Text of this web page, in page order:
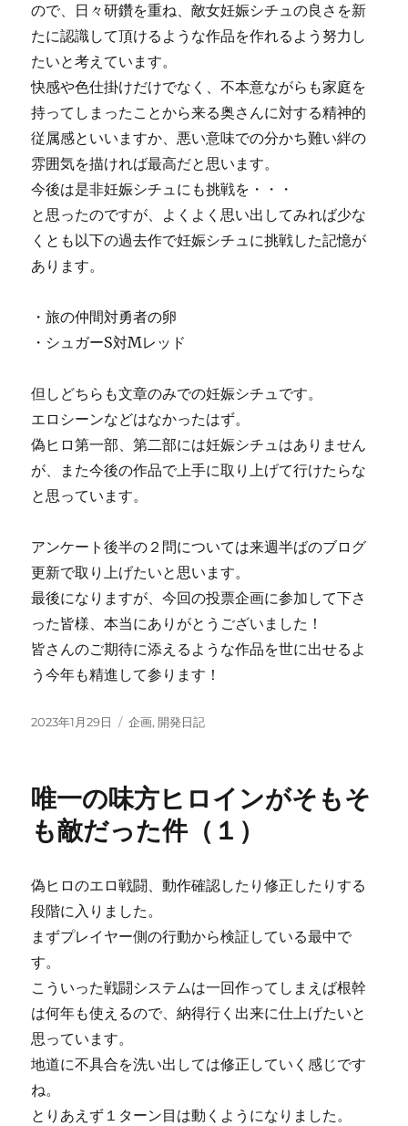
ので、日々研鑽を重ね、敵女妊娠シチュの良さを新
たに認識して頂けるような作品を作れるよう努力し
たいと考えています。
快感や色仕掛けだけでなく、不本意ながらも家庭を
持ってしまったことから来る奥さんに対する精神的
従属感といいますか、悪い意味での分かち難い絆の
雰囲気を描ければ最高だと思います。
今後は是非妊娠シチュにも挑戦を・・・
と思ったのですが、よくよく思い出してみれば少な
くとも以下の過去作で妊娠シチュに挑戦した記憶が
あります。
・旅の仲間対勇者の卵
・シュガーS対Mレッド
但しどちらも文章のみでの妊娠シチュです。
エロシーンなどはなかったはず。
偽ヒロ第一部、第二部には妊娠シチュはありません
が、また今後の作品で上手に取り上げて行けたらな
と思っています。
アンケート後半の２問については来週半ばのブログ
更新で取り上げたいと思います。
最後になりますが、今回の投票企画に参加して下さ
った皆様、本当にありがとうございました！
皆さんのご期待に添えるような作品を世に出せるよ
う今年も精進して参ります！
投
2023年1月29日
カ
ー
企画, 開発日記
唯一の味方ヒロインがそもそ
も敵だった件（１）
偽ヒロのエロ戦闘、動作確認したり修正したりする
段階に入りました。
まずプレイヤー側の行動から検証している最中で
す。
こういった戦闘システムは一回作ってしまえば根幹
は何年も使えるので、納得行く出来に仕上げたいと
思っています。
地道に不具合を洗い出しては修正していく感じです
ね。
とりあえず１ターン目は動くようになりました。